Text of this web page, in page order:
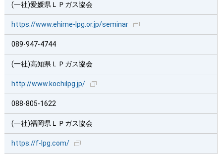
(一社)愛媛県ＬＰガス協会
https://www.ehime-lpg.or.jp/seminar
089-947-4744
(一社)高知県ＬＰガス協会
http://www.kochilpg.jp/
088-805-1622
(一社)福岡県ＬＰガス協会
https://f-lpg.com/